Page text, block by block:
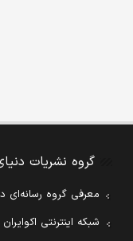
گروه نشریات
معرفی گروه رسانه‌ای
شبکه اینترنتی اکوایران